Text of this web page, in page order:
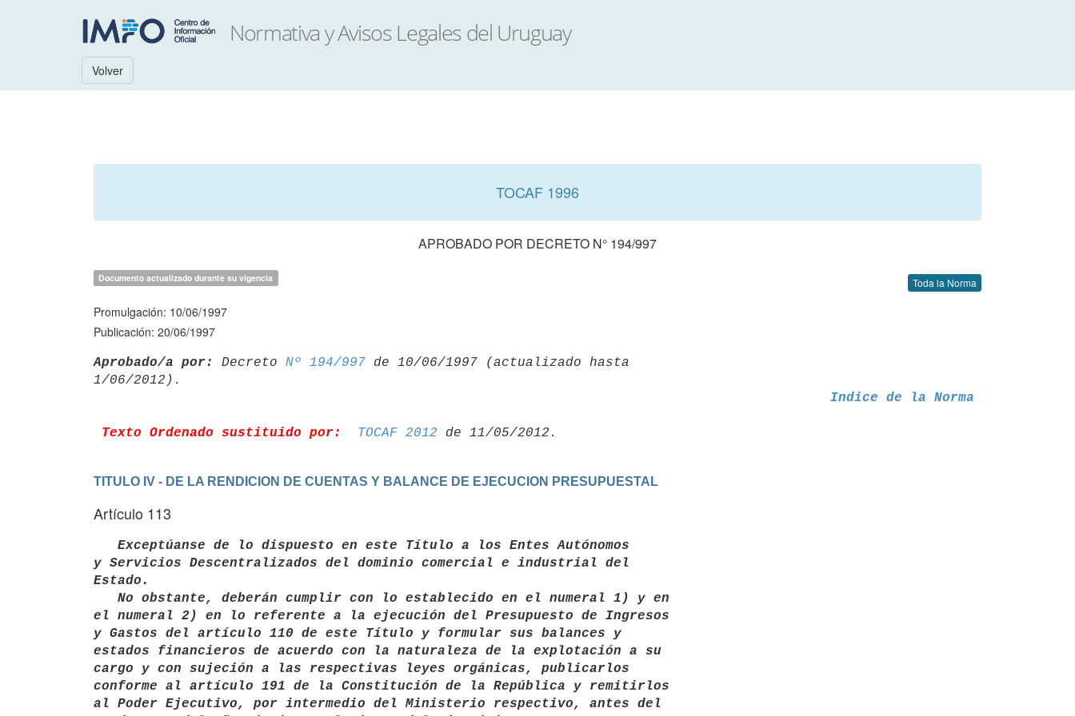
Volver
TOCAF 1996
APROBADO POR DECRETO N° 194/997
Documento actualizado durante su vigencia Toda la Norma
Promulgación: 10/06/1997
Publicación: 20/06/1997
Aprobado/a por: Decreto Nº 194/997 de 10/06/1997 (actualizado hasta
Indice de la Norma
Texto Ordenado sustituido por: TOCAF 2012
TITULO IV - DE LA RENDICION DE CUENTAS Y BALANCE DE EJECUCION PRESUPUESTAL
Artículo 113
Exceptúanse de lo dispuesto en este Título a los Entes Autónomos
y Servicios Descentralizados del dominio comercial e industrial del
Estado.
el numeral 2) en lo referente a la ejecución del Presupuesto de Ingresos
y Gastos del artículo 110 de este Título y formular sus balances y
estados financieros de acuerdo con la naturaleza de la explotación a su
cargo y con sujeción a las respectivas leyes orgánicas, publicarlos
conforme al artículo 191 de la Constitución de la República y remitirlos
al Poder Ejecutivo, por intermedio del Ministerio respectivo, antes del